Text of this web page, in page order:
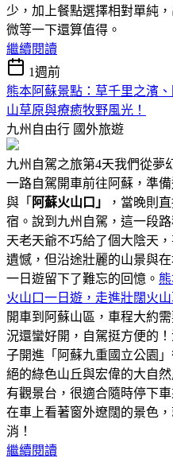
少，加上餐點選擇相對單純
微等一下還算值得。
繼續閱讀
1週前
熊本阿蘇景點：草千里之濱
山草原與療癒牧野風光！
九州自由行 國外旅遊
九州自駕之旅第4天我們從夢
一路自駕開車前往阿蘇，準
與「 阿蘇火山口」
，當晚則
宿。說到九州自駕，這一段
天老天爺不巧給了個大陰天
遺憾，但沿途壯麗的山景與
一日遊留下了難忘的回憶。
火山口一日遊，走進壯闊火
開車到阿蘇山區，車程大約
況還蠻好開，自駕挺方便的
子開進「阿蘇九重國立公園
絕的綠色山丘與宏偉的大自
有觀景台，很適合隨時停下
在車上看著窗外遼闊的景色
消！
繼續閱讀